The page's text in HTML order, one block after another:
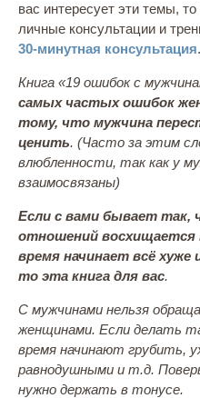
вас интересует эти темы,
личные консультации и
30-минутная консультация.
Книга «19 ошибок с
самых частых ошибок
тому, что мужчина
ценить. (Часто за этим
влюбленности, так как у
взаимосвязаны)
Если с вами бывает так,
отношений восхищается
время начинает всё хуже
то эта книга для вас.
С мужчинами нельзя
женщинами. Если делать
время начинают грубить,
равнодушными и т.д.
нужно держать в тонусе.